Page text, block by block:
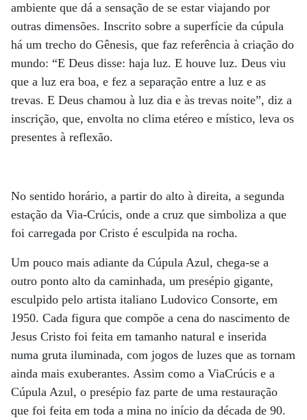
ambiente que dá a sensação de se estar viajando por
outras dimensões. Inscrito sobre a superfície da cúpula
há um trecho do Gênesis, que faz referência à criação do
mundo: “E Deus disse: haja luz. E houve luz. Deus viu
que a luz era boa, e fez a separação entre a luz e as
trevas. E Deus chamou à luz dia e às trevas noite”, diz a
inscrição, que, envolta no clima etéreo e místico, leva os
presentes à reflexão.
No sentido horário, a partir do alto à direita, a segunda
estação da Via-Crúcis, onde a cruz que simboliza a que
foi carregada por Cristo é esculpida na rocha.
Um pouco mais adiante da Cúpula Azul, chega-se a
outro ponto alto da caminhada, um presépio gigante,
esculpido pelo artista italiano Ludovico Consorte, em
1950. Cada figura que compõe a cena do nascimento de
Jesus Cristo foi feita em tamanho natural e inserida
numa gruta iluminada, com jogos de luzes que as tornam
ainda mais exuberantes. Assim como a ViaCrúcis e a
Cúpula Azul, o presépio faz parte de uma restauração
que foi feita em toda a mina no início da década de 90.